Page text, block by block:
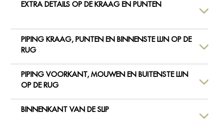
EXTRA DETAILS OP DE KRAAG EN PUNTEN
PIPING KRAAG, PUNTEN EN BINNENSTE LIJN OP DE
RUG
PIPING VOORKANT, MOUWEN EN BUITENSTE LIJN
OP DE RUG
BINNENKANT VAN DE SLIP